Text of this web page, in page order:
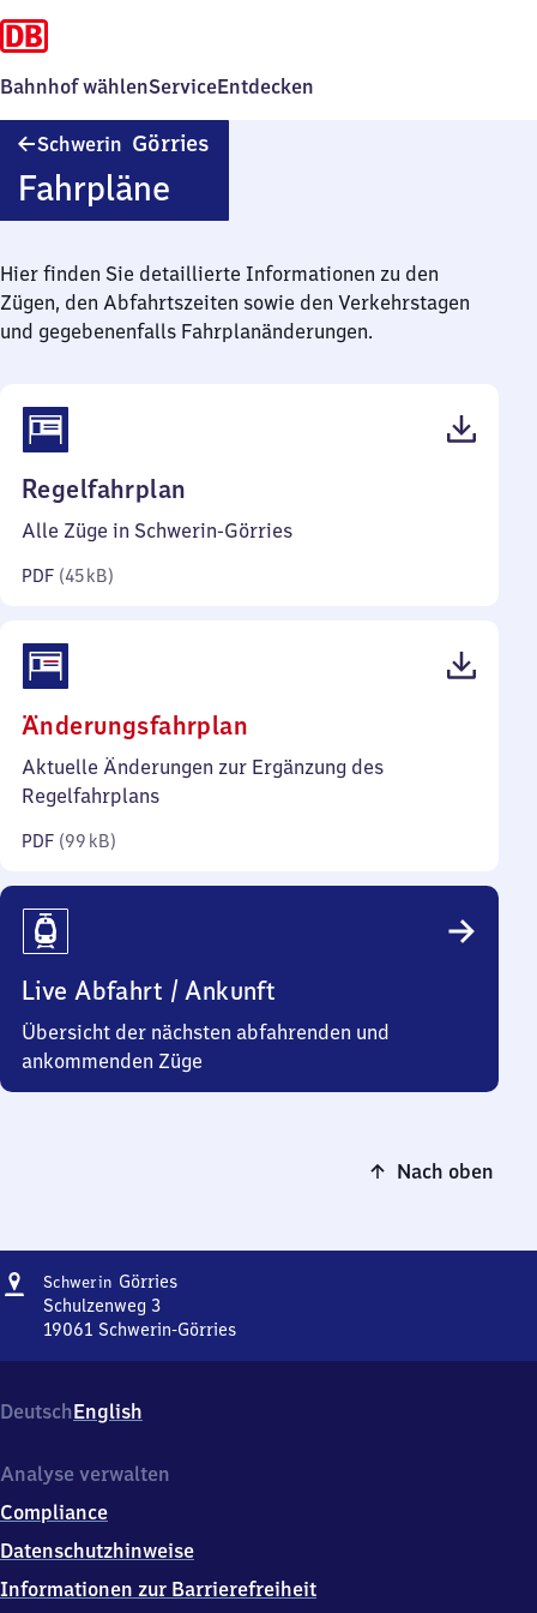
Bahnhof wählenServiceEntdecken
Schwerin Görries
Fahrpläne
Hier finden Sie detaillierte Informationen zu den
Zügen, den Abfahrtszeiten sowie den Verkehrstagen
und gegebenenfalls Fahrplanänderungen.
Regelfahrplan
45
Alle Züge in Schwerin-Görries
PDF (45 kB)
Änderungsfahrplan
99
Aktuelle Änderungen zur Ergänzung des
Regelfahrplans
PDF (99 kB)
Live Abfahrt / Ankunft
Übersicht der nächsten abfahrenden und
ankommenden Züge
Nach oben
Adresse
Schwerin GörriesSchwerin-
Schulzenweg 3
19061 Schwerin-Görries
Schulzenweg
3,
9
6
1
Görries
DeutschEnglish
Analyse verwalten
Compliance
Datenschutzhinweise
Informationen zur Barrierefreiheit